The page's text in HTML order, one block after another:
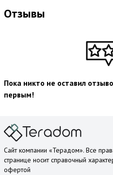
Отзывы
Пока никто не оставил
первым!
Сайт компании «Терадом». Все
странице носит справочный
офертой